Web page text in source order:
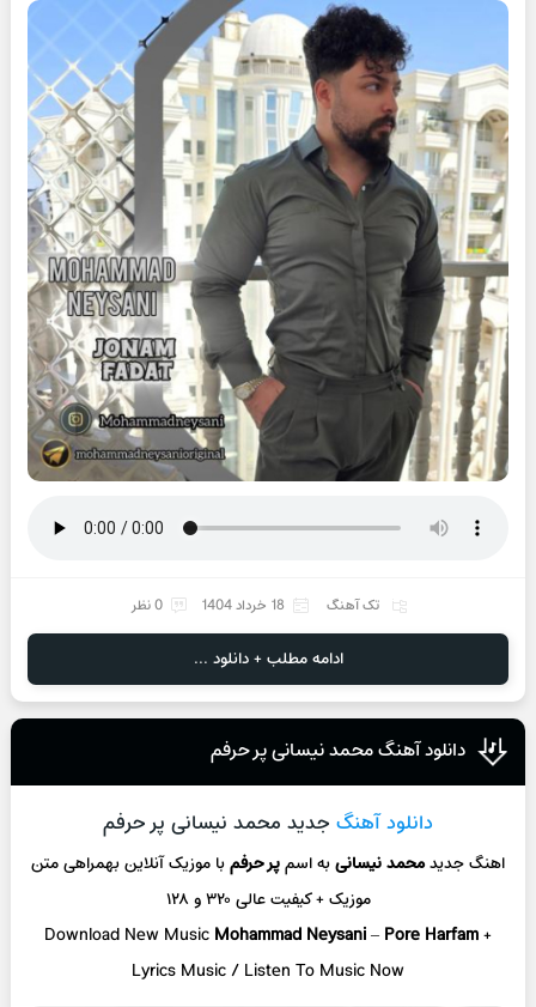
تک آهنگ 18 خرداد 1404 0 نظر
ادامه مطلب + دانلود ...
دانلود آهنگ محمد نیسانی پر حرفم
دانلود آهنگ جدید محمد نیسانی پر حرفم
اهنگ جدیدمحمد نیسانیبه اسمپر حرفمبا موزیک آنلاینبهمراهی متن
موزیک + کیفیت عالی ۳۲۰ و ۱۲۸
Download New Music Mohammad Neysani– Pore Harfam+
Lyrics Music / Listen To Music Now